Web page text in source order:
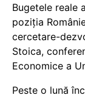
Bugetele reale
poziția
cercetare-
Stoica,
Economice a
Peste o lună